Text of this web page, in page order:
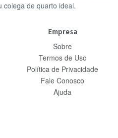
colega de quarto ideal.
Empresa
Sobre
Termos de Uso
Política de Privacidade
Fale Conosco
Ajuda